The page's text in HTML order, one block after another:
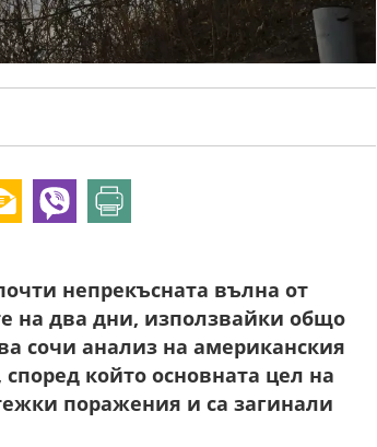
непрекъсната вълна от
на два дни, използвайки общо
сочи анализ на американския
който основната цел на
поражения и са загинали